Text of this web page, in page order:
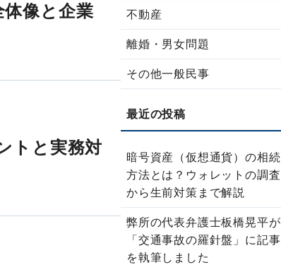
像と企業
トと実務対
不動産
離婚・男女問題
その他一般民事
暗号資産（仮想通貨）の相続
方法とは？ウォレットの調査
から生前対策まで解説
弊所の代表弁護士板橋晃平が
「交通事故の羅針盤」に記事
を執筆しました